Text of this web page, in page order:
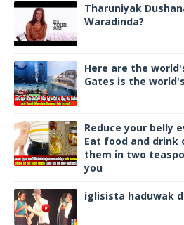
Tharuniyak
Waradinda?
Here are the
Gates is the
Reduce your belly
Eat food and drink
them in two
you
iglisista haduwak